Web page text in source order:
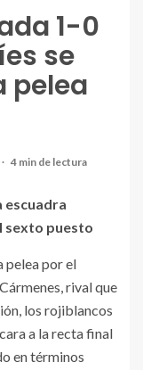
1-0
se
pelea
4 min de lectura
victoria del
CF
escuadra
sexto puesto
pelea por el
rival que
los rojiblancos
a la recta final
en términos